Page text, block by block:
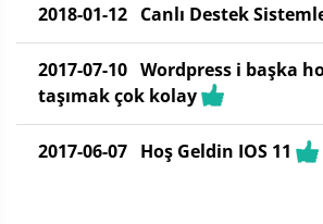
2018-01-12 Canlı Destek
2017-07-10 Wordpress i başka
taşımak çok kolay
2017-06-07 Hoş Geldin IOS 11